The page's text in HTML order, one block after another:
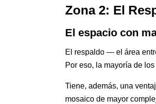
Zona 2: El
El espacio con
El respaldo — el área
Por eso, la mayoría de
Tiene, además, una
mosaico de mayor